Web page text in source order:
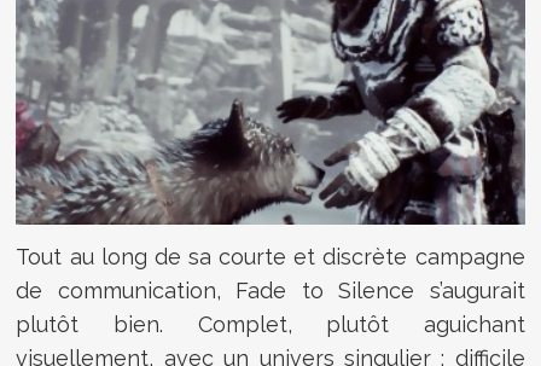
Tout au long de sa courte et discrète campagne
de communication, Fade to Silence s’augurait
plutôt bien. Complet, plutôt aguichant
visuellement, avec un univers singulier : difficile